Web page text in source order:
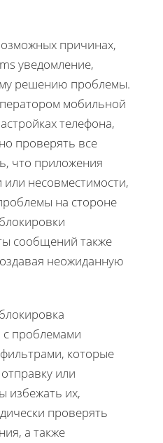
причинах,
уведомление,
решению проблемы.
мобильной
телефона,
проверять все
что приложения
или несовместимости,
на стороне
сообщений также
неожиданную
с проблемами
которые
или
избежать их,
проверять
а также